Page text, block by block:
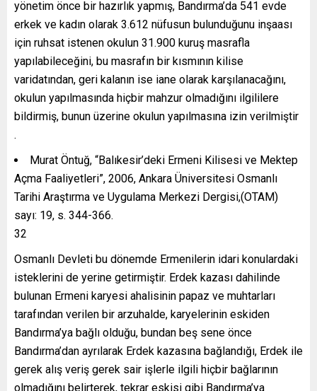
yönetim önce bir hazırlık yapmış, Bandırma’da 541 evde
erkek ve kadın olarak 3.612 nüfusun bulunduğunu inşaası
için ruhsat istenen okulun 31.900 kuruş masrafla
yapılabileceğini, bu masrafın bir kısmının kilise
varidatından, geri kalanın ise iane olarak karşılanacağını,
okulun yapılmasında hiçbir mahzur olmadığını ilgililere
bildirmiş, bunun üzerine okulun yapılmasına izin verilmiştir
.
Murat Öntuğ, “Balıkesir’deki Ermeni Kilisesi ve Mektep
Açma Faaliyetleri”, 2006, Ankara Üniversitesi Osmanlı
Tarihi Araştırma ve Uygulama Merkezi Dergisi,(OTAM)
sayı: 19, s. 344-366.
32
Osmanlı Devleti bu dönemde Ermenilerin idari konulardaki
isteklerini de yerine getirmiştir. Erdek kazası dahilinde
bulunan Ermeni karyesi ahalisinin papaz ve muhtarları
tarafından verilen bir arzuhalde, karyelerinin eskiden
Bandırma’ya bağlı olduğu, bundan beş sene önce
Bandırma’dan ayrılarak Erdek kazasına bağlandığı, Erdek ile
gerek alış veriş gerek sair işlerle ilgili hiçbir bağlarının
olmadığını belirterek, tekrar eskisi gibi Bandırma’ya